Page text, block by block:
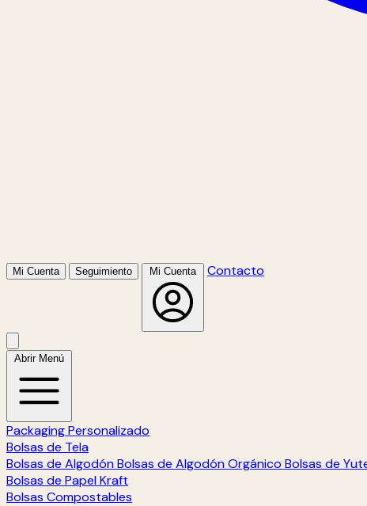
Mi Cuenta Seguimiento Mi Cuenta Contacto
Abrir Menú
Packaging Personalizado
Bolsas de Tela
Bolsas de Algodón Bolsas de Algodón Orgánico Bolsas de
Bolsas de Papel Kraft
Bolsas Compostables